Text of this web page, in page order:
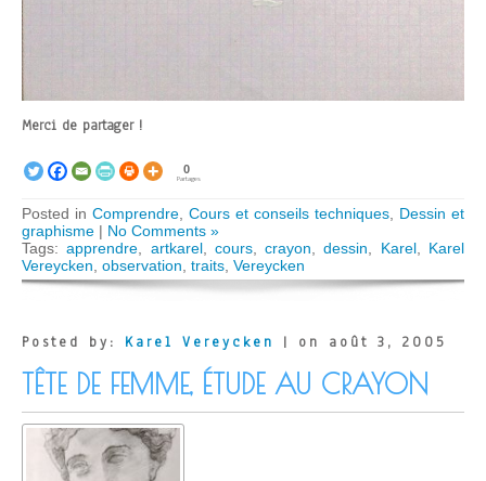
Merci de partager !
0
Partages
Posted in Comprendre, Cours et conseils techniques, Dessin et
graphisme | No Comments »
Tags:apprendre, artkarel, cours,crayon,dessin, Karel, Karel
Vereycken, observation, traits, Vereycken
Posted by: Karel Vereycken | on août 3, 2005
TÊTE DE FEMME, ÉTUDE AU CRAYON